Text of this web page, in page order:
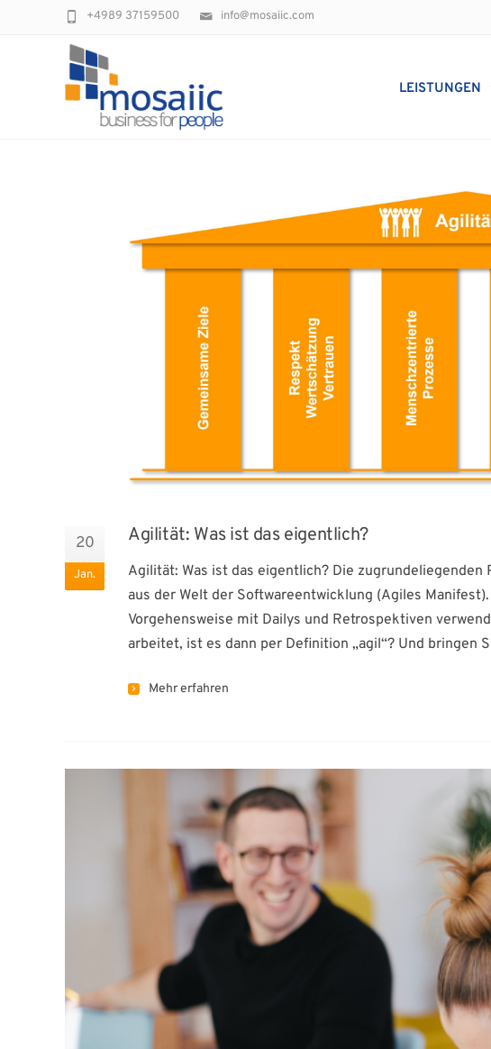
info@mosaiic.com
+4989 37159500
LEISTUNGEN
Adrienne Buehler
20
Jan.
Agilität: Was ist das eigentlich?
Agilität: Was ist das eigentlich? Die
aus der Welt der Softwareentwicklung (Agiles
Vorgehensweise mit Dailys und Retrospektiven
arbeitet, ist es dann per Definition „agil“? Und
Mehr erfahren